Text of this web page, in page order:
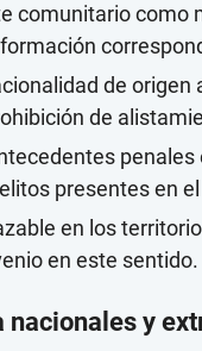
comunitario como
de
de
penales
presentes en
en los
en este sentido.
nacionales y